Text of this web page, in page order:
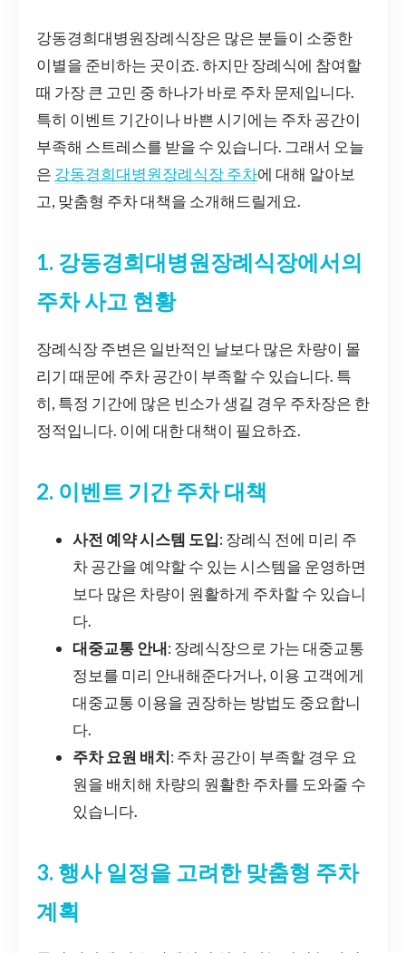
강동경희대병원장례식장은 많은 분들이 소중한
이별을 준비하는 곳이죠. 하지만 장례식에 참여할
때 가장 큰 고민 중 하나가 바로 주차 문제입니다.
특히 이벤트 기간이나 바쁜 시기에는 주차 공간이
부족해 스트레스를 받을 수 있습니다. 그래서 오늘
은 강동경희대병원장례식장 주차에 대해 알아보
고, 맞춤형 주차 대책을 소개해드릴게요.
1. 강동경희대병원장례식장에서의
주차 사고 현황
장례식장 주변은 일반적인 날보다 많은 차량이 몰
리기 때문에 주차 공간이 부족할 수 있습니다. 특
히, 특정 기간에 많은 빈소가 생길 경우 주차장은 한
정적입니다. 이에 대한 대책이 필요하죠.
2. 이벤트 기간 주차 대책
사전 예약 시스템 도입: 장례식 전에 미리 주
차 공간을 예약할 수 있는 시스템을 운영하면
보다 많은 차량이 원활하게 주차할 수 있습니
다.
대중교통 안내: 장례식장으로 가는 대중교통
정보를 미리 안내해준다거나, 이용 고객에게
대중교통 이용을 권장하는 방법도 중요합니
다.
주차 요원 배치: 주차 공간이 부족할 경우 요
원을 배치해 차량의 원활한 주차를 도와줄 수
있습니다.
3. 행사 일정을 고려한 맞춤형 주차
계획